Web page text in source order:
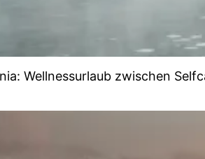
Wellnessurlaub zwischen